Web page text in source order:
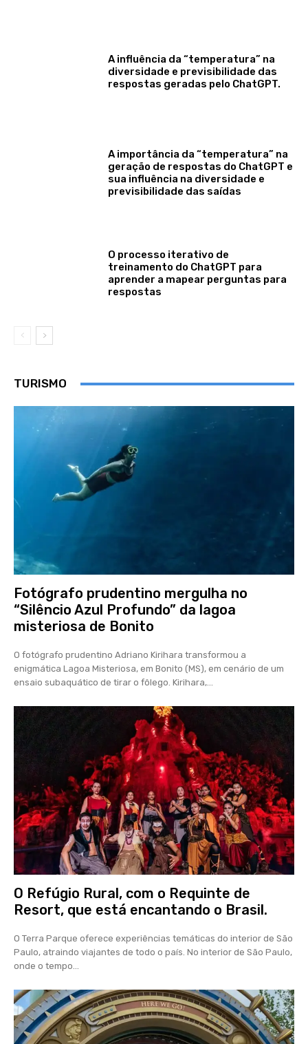
A influência da “temperatura” na
diversidade e previsibilidade das
respostas geradas pelo ChatGPT.
A importância da “temperatura” na
geração de respostas do ChatGPT e
sua influência na diversidade e
previsibilidade das saídas
O processo iterativo de
treinamento do ChatGPT para
aprender a mapear perguntas para
respostas
TURISMO
Fotógrafo prudentino mergulha no
“Silêncio Azul Profundo” da lagoa
misteriosa de Bonito
O fotógrafo prudentino Adriano Kirihara transformou a
enigmática Lagoa Misteriosa, em Bonito (MS), em cenário de um
ensaio subaquático de tirar o fôlego. Kirihara,...
O Refúgio Rural, com o Requinte de
Resort, que está encantando o Brasil.
O Terra Parque oferece experiências temáticas do interior de São
Paulo, atraindo viajantes de todo o país. No interior de São Paulo,
onde o tempo...